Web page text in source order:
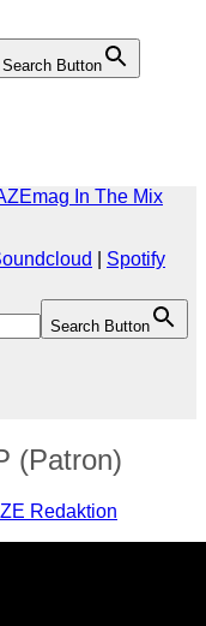
Search Button
Search Button
In The Mix
Spotify
(Patron)
Redaktion